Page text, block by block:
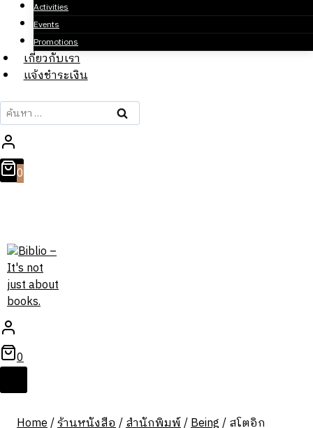
Activities
Events
Promotions
เกี่ยวกับเรา
แจ้งชำระเงิน
ค้นหา
สำหรับ:
0
0
Home/ร้านหนังสือ/สำนักพิมพ์/Being/สโตอิก